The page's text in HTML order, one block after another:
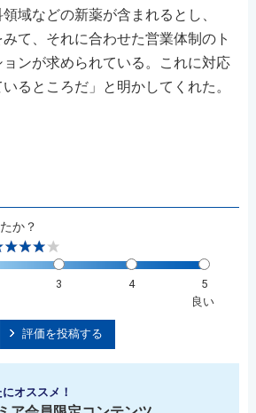
域などの新薬が含まれるとし、
みて、それに合わせた営業体制のト
ンが求められている。これに対応
るところだ」と明かしてくれた。
か？
3 4
5
良い
評価を投稿する
オススメ！